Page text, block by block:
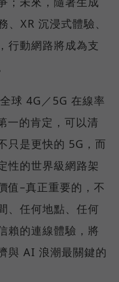
XR 沉浸式體驗、
行動網路將成為支
球 4G／5G 在線率
一的肯定，可以清
只是更快的 5G，而
性的世界級網路架
值–真正重要的，不
、任何地點、任何
賴的連線體驗，將
與 AI 浪潮最關鍵的